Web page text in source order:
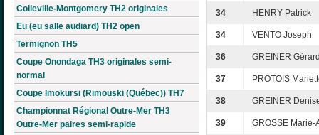
Colleville-Montgomery TH2 originales
Eu (eu salle audiard) TH2 open
Termignon TH5
Coupe Onondaga TH3 originales semi-
normal
Coupe Imokursi (Rimouski (Québec)) TH7
Championnat Régional Outre-Mer TH3
Outre-Mer paires semi-rapide
34 HENRY Patrick
34 VENTO Joseph
36 GREINER
37 PROTOIS
38 GREINER
39 GROSSE Marie-